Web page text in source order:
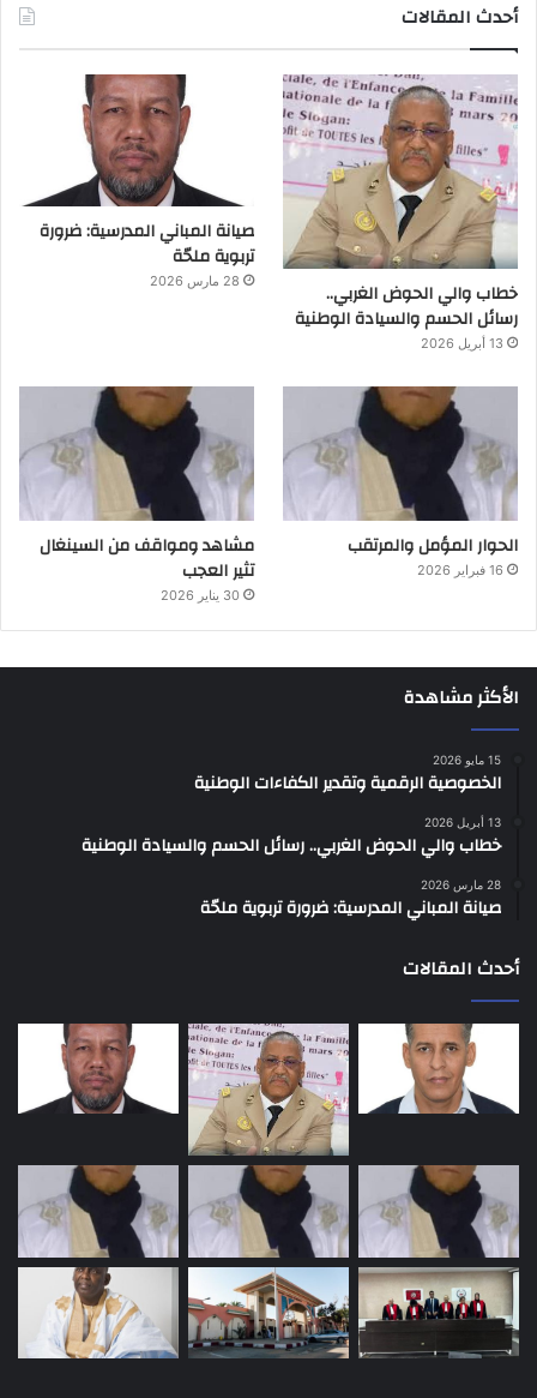
أحدث المقالات
خطاب والي الحوض الغربي..
رسائل الحسم والسيادة الوطنية
13 أبريل 2026
صيانة المباني المدرسية: ضرورة
تربوية ملحّة
28 مارس 2026
الحوار المؤمل والمرتقب
16 فبراير 2026
مشاهد ومواقف من السينغال
تثير العجب
30 يناير 2026
الأكثر مشاهدة
15 مايو 2026
الخصوصية الرقمية وتقدير الكفاءات الوطنية
13 أبريل 2026
خطاب والي الحوض الغربي.. رسائل الحسم والسيادة الوطنية
28 مارس 2026
صيانة المباني المدرسية: ضرورة تربوية ملحّة
أحدث المقالات